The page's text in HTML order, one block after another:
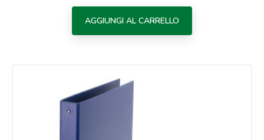
AGGIUNGI AL CARRELLO